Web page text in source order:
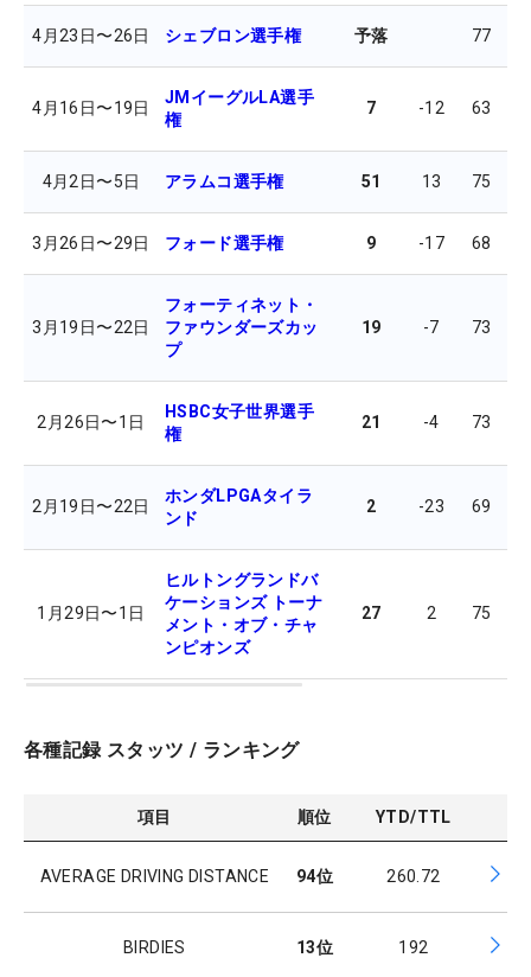
4月23日〜26日 シェブロン選手権 予落 77
4月16日〜19日
JMイーグルLA選手
権
7 -12 63
4月2日〜5日 アラムコ選手権 51 13 75
3月26日〜29日 フォード選手権 9 -17 68
3月19日〜22日
フォーティネット・
ファウンダーズカッ
プ
19 -7 73
2月26日〜1日
HSBC女子世界選手
権
21 -4 73
2月19日〜22日
ホンダLPGAタイラ
ンド
2 -23 69
1月29日〜1日
ヒルトングランドバ
ケーションズ トーナ
メント・オブ・チャ
ンピオンズ
27 2 75
各種記録 スタッツ / ランキング
項目 順位 YTD/TTL
AVERAGE DRIVING DISTANCE 94位 260.72
BIRDIES 13位 192